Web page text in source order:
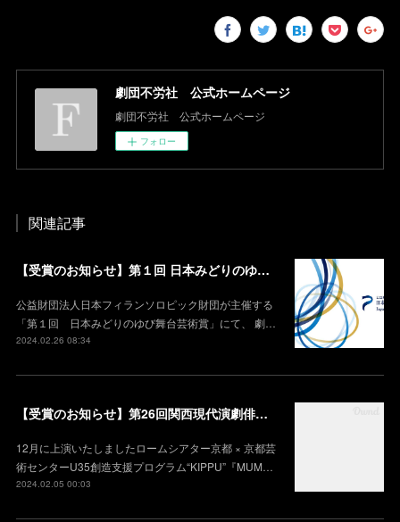
劇団不労社 公式ホームページ
劇団不労社 公式ホームページ
フォロー
関連記事
【受賞のお知らせ】第１回 日本みどりのゆび舞台芸術賞 HOPE賞
公益財団法人日本フィランソロピック財団が主催する
「第１回 日本みどりのゆび舞台芸術賞」にて、 劇…
2024.02.26 08:34
【受賞のお知らせ】第26回関西現代演劇俳優賞 奨励賞 受賞（荷車）
12月に上演いたしましたロームシアター京都 × 京都芸
術センターU35創造⽀援プログラム“KIPPU”『MUM…
2024.02.05 00:03